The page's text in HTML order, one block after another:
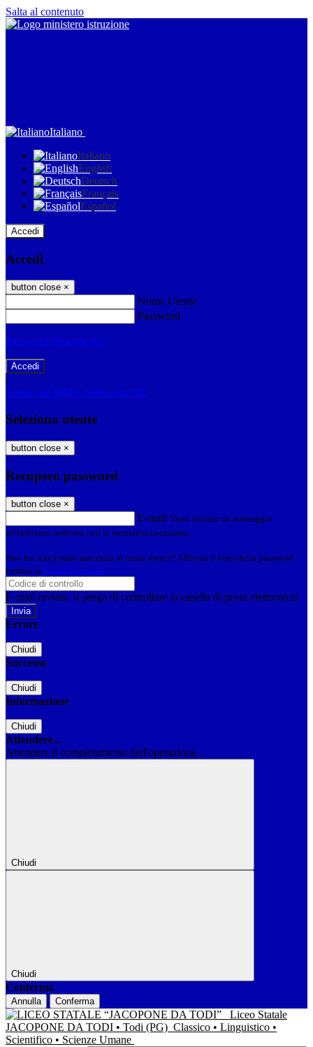
Salta al contenuto
Italiano
Italiano
English
Deutsch
Français
Español
Accedi
Accedi
button close ×
Nome Utente
Password
Password dimenticata?
-
Entra con SPID Entra con CIE
Seleziona utente
button close ×
Recupero password
button close ×
E-mail Verrà inviato un messaggio
all'indirizzo indicato con le istruzioni necessarie.
Non hai una e-mail associata al nome utente? Effettua il reset della password
tramite la Login Spaggiari
E-mail inviata, si prega di controllare la casella di posta elettronica!
Errore
Chiudi
Successo
Chiudi
Informazione
Chiudi
Attendere...
Attendere il completamento dell'operazione...
Chiudi
Chiudi
Conferma
Annulla Conferma
Liceo Statale
JACOPONE DA TODI • Todi (PG) Classico • Linguistico •
Scientifico • Scienze Umane